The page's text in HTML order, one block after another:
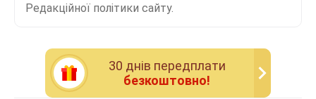
Редакційної політики сайту.
30 днiв передплати
безкоштовно!